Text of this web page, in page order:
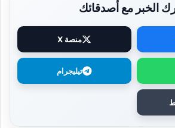
الخبر مع أصدقائك
منصة X
تيليجرام